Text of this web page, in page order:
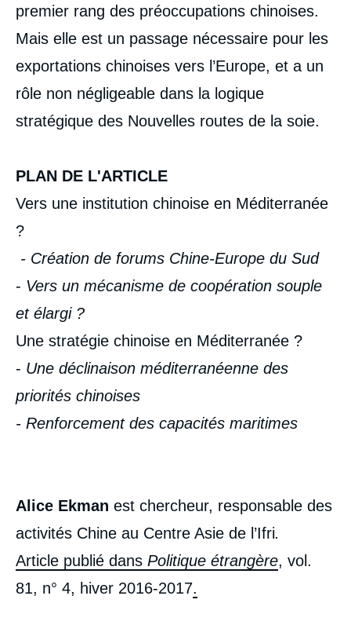
premier rang des préoccupations chinoises.
Mais elle est un passage nécessaire pour les
exportations chinoises vers l’Europe, et a un
rôle non négligeable dans la logique
stratégique des Nouvelles routes de la soie.
PLAN DE L'ARTICLE
Vers une institution chinoise en Méditerranée
?
- Création de forums Chine-Europe du Sud
- Vers un mécanisme de coopération souple
et élargi ?
Une stratégie chinoise en Méditerranée ?
- Une déclinaison méditerranéenne des
priorités chinoises
- Renforcement des capacités maritimes
Alice Ekman est chercheur, responsable des
activités Chine au Centre Asie de l’Ifri.
Article publié dans Politique étrangère, vol.
81, n° 4, hiver 2016-2017.